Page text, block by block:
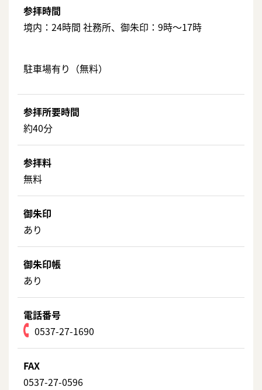
参拝時間
境内：24時間 社務所、御朱印：9時～17時
駐車場有り（無料）
参拝所要時間
約40分
参拝料
無料
御朱印
あり
御朱印帳
あり
電話番号
0537-27-1690
FAX
0537-27-0596